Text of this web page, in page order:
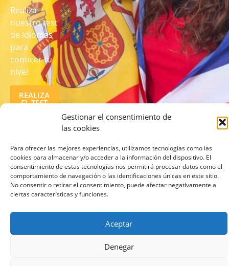
Gestionar el consentimiento de
las cookies
Para ofrecer las mejores experiencias, utilizamos tecnologías como las
cookies para almacenar y/o acceder a la información del dispositivo. El
consentimiento de estas tecnologías nos permitirá procesar datos como el
comportamiento de navegación o las identificaciones únicas en este sitio.
No consentir o retirar el consentimiento, puede afectar negativamente a
ciertas características y funciones.
Aceptar
Denegar
Realiza
nuestro test
de idiomas
para
conocer tu
nivel
REALIZA
EL TEST
© 2026 lcampus.co Todos los derechos reservados.